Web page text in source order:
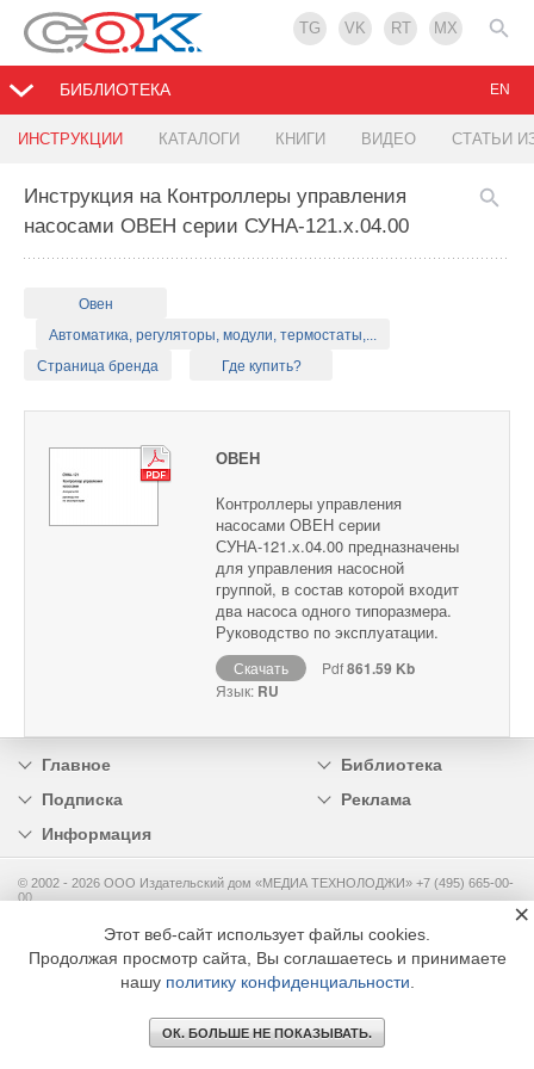
TG VK RT MX
БИБЛИОТЕКА
ИНСТРУКЦИИ КАТАЛОГИ КНИГИ ВИДЕО СТАТЬИ
EN
Инструкция на Контроллеры управления
насосами ОВЕН серии СУНА-121.х.04.00
Овен
Автоматика, регуляторы, модули, термостаты,...
Страница бренда
Где купить?
ОВЕН
Контроллеры управления
насосами ОВЕН серии
СУНА-121.х.04.00 предназначены
для управления насосной
группой, в состав которой входит
два насоса одного типоразмера.
Руководство по эксплуатации.
Скачать Pdf861.59 Kb
Язык: RU
Главное
Библиотека
Подписка
Реклама
Информация
© 2002 - 2026 OOO Издательский дом «МЕДИА ТЕХНОЛОДЖИ» +7 (495) 665-00-
00
Этот веб-сайт использует файлы cookies.
Продолжая просмотр сайта, Вы соглашаетесь и принимаете
нашу политику конфиденциальности
ОК. БОЛЬШЕ НЕ ПОКАЗЫВАТЬ.
×